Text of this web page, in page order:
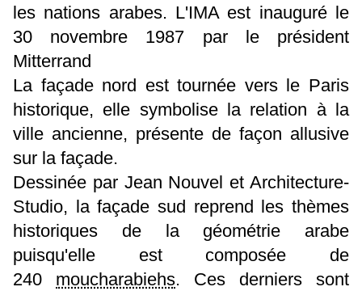
les nations arabes. L'IMA est inauguré le
30 novembre 1987 par le président
Mitterrand
La façade nord est tournée vers le Paris
historique, elle symbolise la relation à la
ville ancienne, présente de façon allusive
sur la façade.
Dessinée par Jean Nouvel et Architecture-
Studio, la façade sud reprend les thèmes
historiques de la géométrie arabe
puisqu'elle est composée de
240 moucharabiehs. Ces derniers sont